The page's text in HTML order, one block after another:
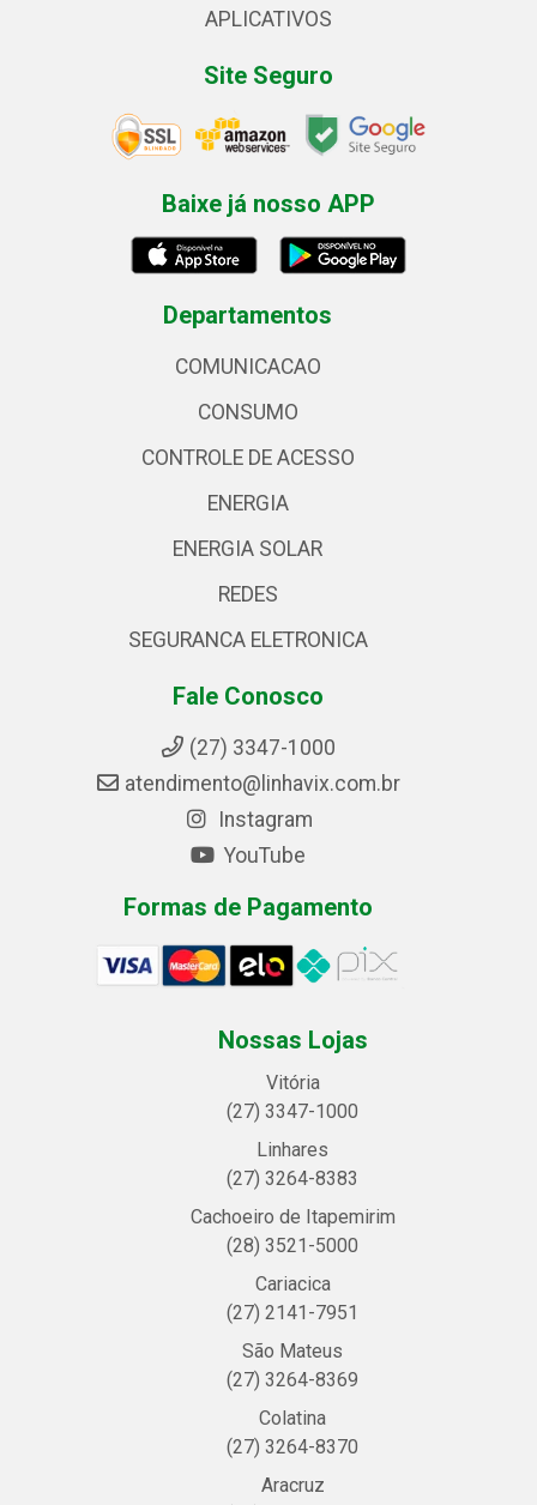
APLICATIVOS
Site Seguro
Baixe já nosso APP
Departamentos
COMUNICACAO
CONSUMO
CONTROLE DE ACESSO
ENERGIA
ENERGIA SOLAR
REDES
SEGURANCA ELETRONICA
Fale Conosco
(27) 3347-1000
atendimento@linhavix.com.br
Instagram
YouTube
Formas de Pagamento
Nossas Lojas
Vitória
(27) 3347-1000
Linhares
(27) 3264-8383
Cachoeiro de Itapemirim
(28) 3521-5000
Cariacica
(27) 2141-7951
São Mateus
(27) 3264-8369
Colatina
(27) 3264-8370
Aracruz